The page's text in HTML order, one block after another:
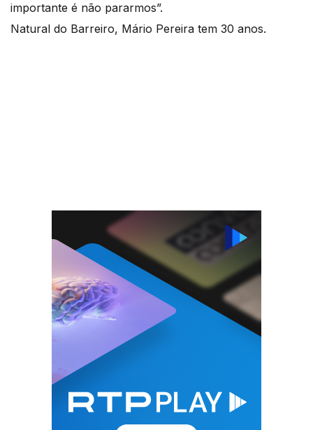
importante é não pararmos”.
Natural do Barreiro, Mário Pereira tem 30 anos.